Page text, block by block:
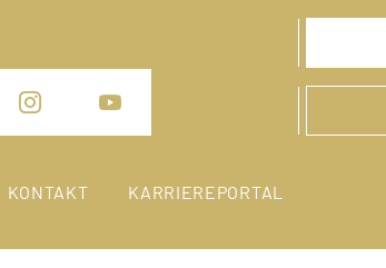
KONTAKT KARRIEREPORTAL